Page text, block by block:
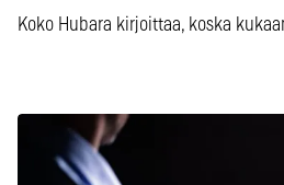
Koko Hubara kirjoittaa, koska